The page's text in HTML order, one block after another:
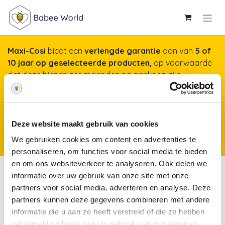
Deze website maakt gebruik van cookies
We gebruiken cookies om content en advertenties te
personaliseren, om functies voor social media te bieden
en om ons websiteverkeer te analyseren. Ook delen we
informatie over uw gebruik van onze site met onze
partners voor social media, adverteren en analyse. Deze
partners kunnen deze gegevens combineren met andere
informatie die u aan ze heeft verstrekt of die ze hebben
Maxi-Cosi biedt een verlengde garantie aan van 5 of
10 jaar op geselecteerde producten, op voorwaarde
dat deze binnen zes maanden na aankoop zijn
geregistreerd op onze website. Het duurt maar een
verlengde garantie.
Autostoelen Gr 0+/1
Auto-
accessoires
Autostoelen
Gr 0+
Autostoelen
Gr 0+/1